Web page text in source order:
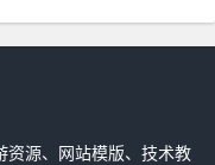
源、网站模版、技术教